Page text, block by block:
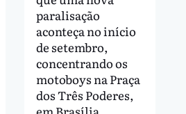
paralisação
aconteça no início
de setembro,
concentrando os
motoboys na Praça
dos Três Poderes,